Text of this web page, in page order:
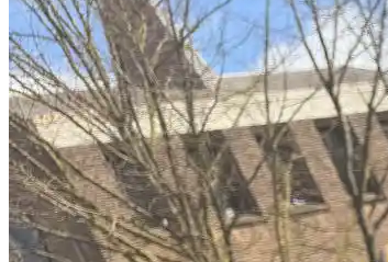
Alle diensten
Daklekkage
Dakrenovatie
Stormschade
Dakisolatie
Dak en goot reiniging
Schoorsteenrenovatie
Bitumen daken
Pannen daken
Projecten
Contact